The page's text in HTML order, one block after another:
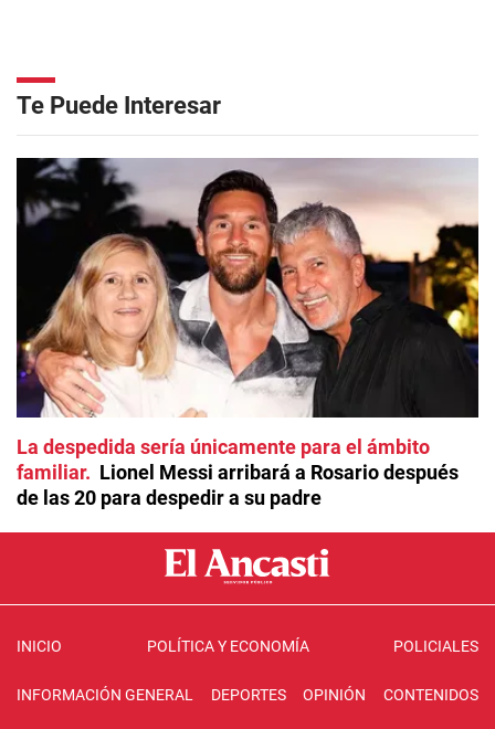
Te Puede Interesar
La despedida sería únicamente para el ámbito
familiar
Lionel Messi arribará a Rosario después
de las 20 para despedir a su padre
INICIO POLÍTICA Y ECONOMÍA POLICIALES
INFORMACIÓN GENERAL DEPORTES OPINIÓN CONTENIDOS